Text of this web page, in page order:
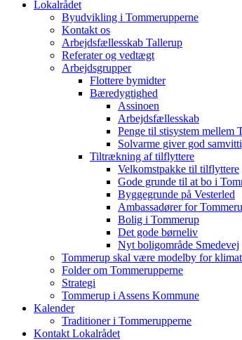
Lokalrådet
Byudvikling i Tommerupperne
Kontakt os
Arbejdsfællesskab Tallerup
Referater og vedtægt
Arbejdsgrupper
Flottere bymidter
Bæredygtighed
Assinoen
Arbejdsfællesskab
Penge til stisystem mellem
Solvarme giver god
Tiltrækning af tilflyttere
Velkomstpakke til tilflyttere
Gode grunde til at bo i
Byggegrunde på Vesterled
Ambassadører for
Bolig i Tommerup
Det gode børneliv
Nyt boligområde Smedevej
Tommerup skal være modelby for
Folder om Tommerupperne
Strategi
Tommerup i Assens Kommune
Kalender
Traditioner i Tommerupperne
Kontakt Lokalrådet